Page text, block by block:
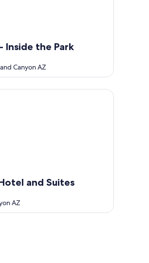
Inside the Park
Canyon AZ
and Suites
AZ
Suites